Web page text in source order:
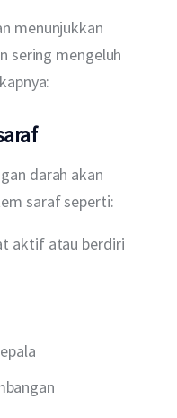
menunjukkan
sering mengeluh
darah akan
saraf seperti:
aktif atau berdiri